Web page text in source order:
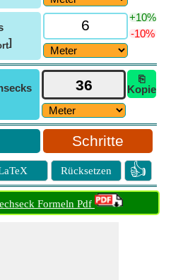
]
+10%
-10%
⎘
Kopie
Schritte
Rücksetzen 👍
Formeln Pdf